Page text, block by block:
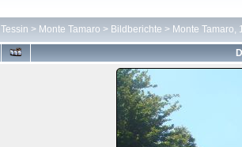
Tessin > Monte Tamaro > Bildberichte > Monte Tamaro,